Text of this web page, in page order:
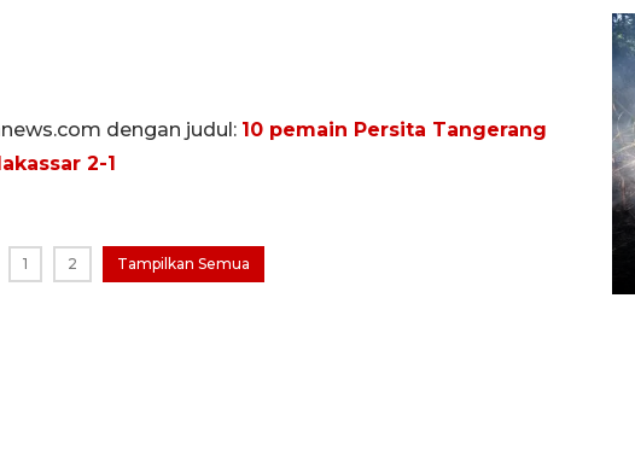
dengan judul: 10 pemain Persita Tangerang
2-1
1 2 Tampilkan Semua15 June 2026 11:15 WIB